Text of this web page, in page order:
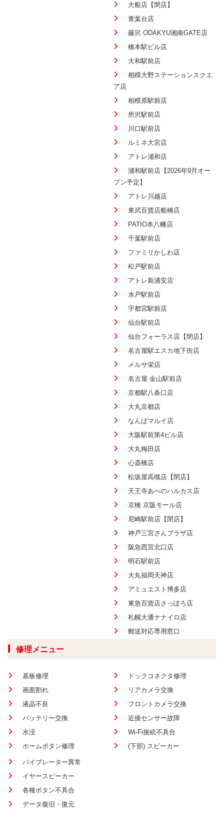
大船店【閉店】
青葉台店
藤沢 ODAKYU湘南GATE店
橋本駅ビル店
大和駅前店
相模大野ステーションスクエ
ア店
相模原駅前店
所沢駅前店
川口駅前店
ルミネ大宮店
アトレ浦和店
浦和駅前店【2026年9月オー
プン予定】
アトレ川越店
東武百貨店船橋店
PATIO本八幡店
千葉駅前店
ファミリかしわ店
松戸駅前店
アトレ新浦安店
水戸駅前店
宇都宮駅前店
仙台駅前店
仙台フォーラス店【閉店】
名古屋駅エスカ地下街店
メルサ栄店
名古屋 金山駅前店
京都駅八条口店
大丸京都店
なんばマルイ店
大阪駅前第4ビル店
大丸梅田店
心斎橋店
松坂屋高槻店【閉店】
天王寺あべのハルカス店
京橋 京阪モール店
尼崎駅前店【閉店】
神戸三宮さんプラザ店
阪急西宮北口店
明石駅前店
大丸福岡天神店
アミュエスト博多店
東急百貨店さっぽろ店
札幌大通ナナイロ店
郵送対応専用窓口
修理メニュー
基板修理
画面割れ
液晶不良
バッテリー交換
水没
ホームボタン修理
ドックコネクタ修理
リアカメラ交換
フロントカメラ交換
近接センサー故障
Wi-Fi接続不具合
(下部) スピーカー
バイブレーター異常
イヤースピーカー
各種ボタン不具合
データ復旧・復元